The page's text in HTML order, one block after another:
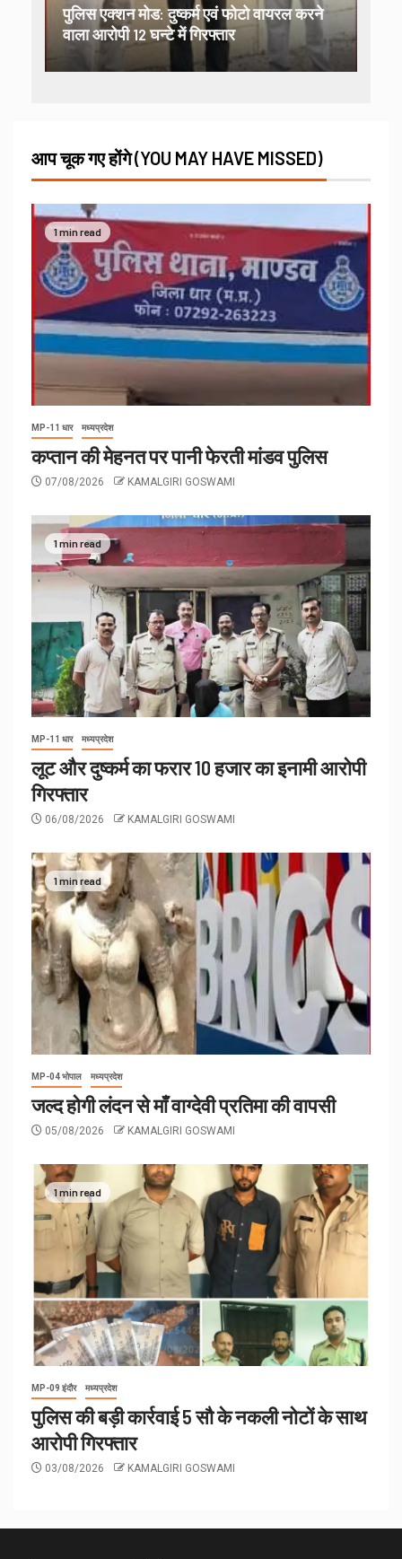
पुलिस एक्शन मोड: दुष्कर्म एवं फोटो वायरल करने
वाला आरोपी 12 घन्टे में गिरफ्तार
आप चूक गए होंगे (YOU MAY HAVE MISSED)
1 min read
MP-11 धार मध्यप्रदेश
कप्तान की मेहनत पर पानी फेरती मांडव पुलिस
07/08/2026 KAMALGIRI GOSWAMI
1 min read
MP-11 धार मध्यप्रदेश
लूट और दुष्कर्म का फरार 10 हजार का इनामी आरोपी
गिरफ्तार
06/08/2026 KAMALGIRI GOSWAMI
1 min read
MP-04 भोपाल मध्यप्रदेश
जल्द होगी लंदन से माँ वाग्देवी प्रतिमा की वापसी
05/08/2026 KAMALGIRI GOSWAMI
1 min read
MP-09 इंदौर मध्यप्रदेश
पुलिस की बड़ी कार्रवाई 5 सौ के नकली नोटों के साथ
आरोपी गिरफ्तार
03/08/2026 KAMALGIRI GOSWAMI